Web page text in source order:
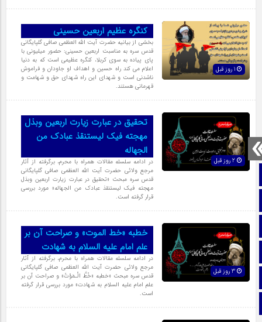
صفحه نخست
آپارات
اینستاگرام
کنگره عظیم اربعین حسینی
بخشی از بیانیه حضرت آیت الله العظمی صافی گلپایگانی
قدس سره به مناسبت اربعین حسینی: حضور میلیونی با
پای پیاده به سوی کربلا، کنگره عظیمی است که به دنیا
اعلام می کند راه حسین و اهداف او جاودان و فراموش
ناشدنی است و شهدای این راه شهدای حق و شهامت و
قهرمانی هستند.
تحقیق در عبارت زیارت اربعین وبذل
مهجته فیک لیستنقذ عبادک من
الجهاله
در ادامه سلسله مقالات همراه با محرم، برگرفته از آثار
مرجع ولائی حضرت آیت الله العظمی صافی گلپایگانی
قدس سره مبحث «تحقیق در عبارت زیارت اربعین وبذل
مهجته فیک لیستنقذ عبادک من الجهاله» مورد بررسی
قرار گرفته است.
خطبه «خط الموت» و صراحت آن بر
علم امام علیه السلام به شهادت
در ادامه سلسله مقالات همراه با محرم، برگرفته از آثار
مرجع ولائی حضرت آیت الله العظمی صافی گلپایگانی
قدس سره مبحث «خطبه «خُطَّ الْـمَوْتُ» و صراحت آن بر
علم امام علیه السلام به شهادت» مورد بررسی قرار گرفته
است.